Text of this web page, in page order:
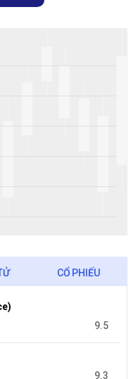
CỔ PHIẾU
9.5
9.3